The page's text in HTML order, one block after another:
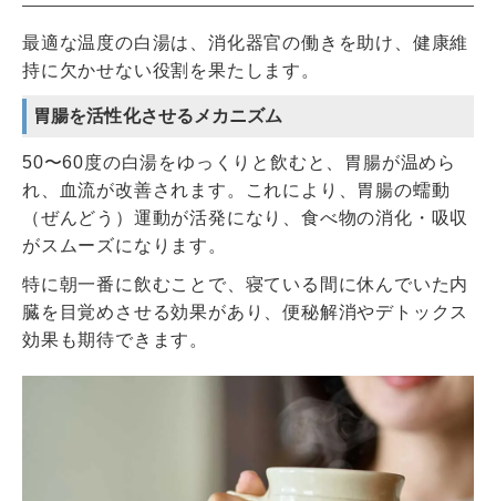
最適な温度の白湯は、消化器官の働きを助け、健康維
持に欠かせない役割を果たします。
胃腸を活性化させるメカニズム
50〜60度の白湯をゆっくりと飲むと、胃腸が温めら
れ、血流が改善されます。これにより、胃腸の蠕動
（ぜんどう）運動が活発になり、食べ物の消化・吸収
がスムーズになります。
特に朝一番に飲むことで、寝ている間に休んでいた内
臓を目覚めさせる効果があり、便秘解消やデトックス
効果も期待できます。